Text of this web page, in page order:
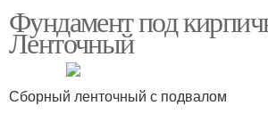
Фундамент под
Ленточный
Сборный ленточный с подвалом